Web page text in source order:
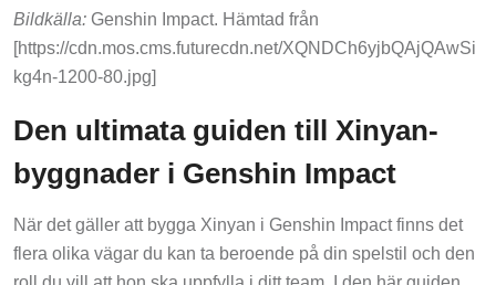
Bildkälla: Genshin Impact. Hämtad från
[https://cdn.mos.cms.futurecdn.net/XQNDCh6yjbQAjQAwSi
kg4n-1200-80.jpg]
Den ultimata guiden till Xinyan-
byggnader i Genshin Impact
När det gäller att bygga Xinyan i Genshin Impact finns det
flera olika vägar du kan ta beroende på din spelstil och den
roll du vill att hon ska uppfylla i ditt team. I den här guiden